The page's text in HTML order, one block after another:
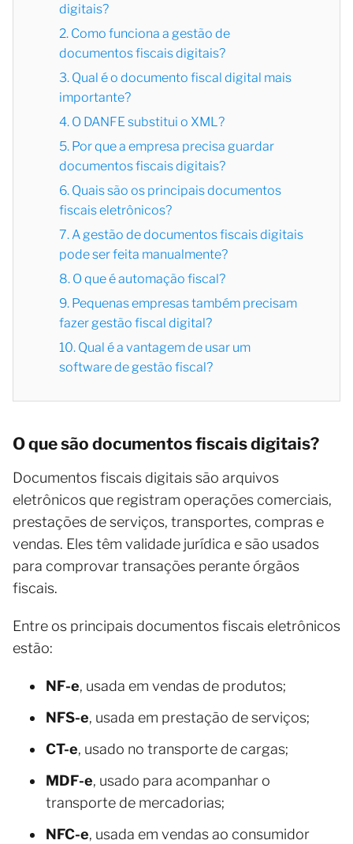
digitais?
2. Como funciona a gestão de
documentos fiscais digitais?
3. Qual é o documento fiscal digital mais
importante?
4. O DANFE substitui o XML?
5. Por que a empresa precisa guardar
documentos fiscais digitais?
6. Quais são os principais documentos
fiscais eletrônicos?
7. A gestão de documentos fiscais digitais
pode ser feita manualmente?
8. O que é automação fiscal?
9. Pequenas empresas também precisam
fazer gestão fiscal digital?
10. Qual é a vantagem de usar um
software de gestão fiscal?
O que são documentos fiscais digitais?
Documentos fiscais digitais são arquivos
eletrônicos que registram operações comerciais,
prestações de serviços, transportes, compras e
vendas. Eles têm validade jurídica e são usados
para comprovar transações perante órgãos
fiscais.
Entre os principais documentos fiscais eletrônicos
estão:
NF-e, usada em vendas de produtos;
NFS-e, usada em prestação de serviços;
CT-e, usado no transporte de cargas;
MDF-e, usado para acompanhar o
transporte de mercadorias;
NFC-e, usada em vendas ao consumidor